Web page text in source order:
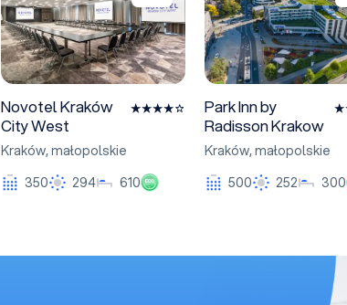
Novotel Kraków
City West
Kraków,małopolskie
350
294 610 Eco
Park Inn by
Radisson Krakow
Kraków,małopolskie
500
252 300